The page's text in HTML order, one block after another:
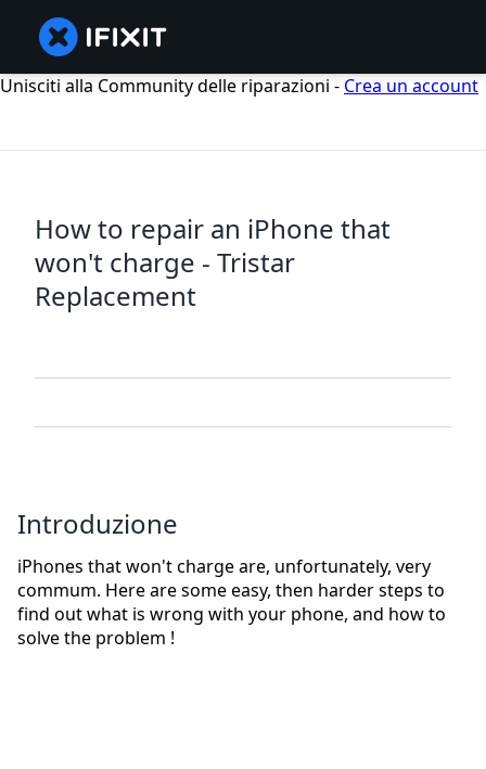
Unisciti alla Community delle riparazioni - Crea un account
How to repair an iPhone that
won't charge - Tristar
Replacement
Introduzione
iPhones that won't charge are, unfortunately, very
commum. Here are some easy, then harder steps to
find out what is wrong with your phone, and how to
solve the problem !